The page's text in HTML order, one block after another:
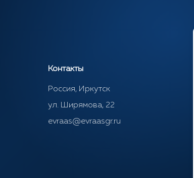
Контакты
Россия, Иркутск
ул. Ширямова, 22
evraas@evraasgr.ru